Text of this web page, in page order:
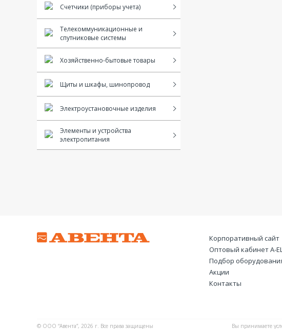
Счетчики (приборы учета)
Телекоммуникационные и
спутниковые системы
Хозяйственно-бытовые товары
Щиты и шкафы, шинопровод
Электроустановочные изделия
Элементы и устройства
электропитания
Корпоративный сайт
Оптовый кабинет А-
Подбор
Акции
Контакты
© ООО “Авента”, 2026 г. Все права защищены Вы принимаете